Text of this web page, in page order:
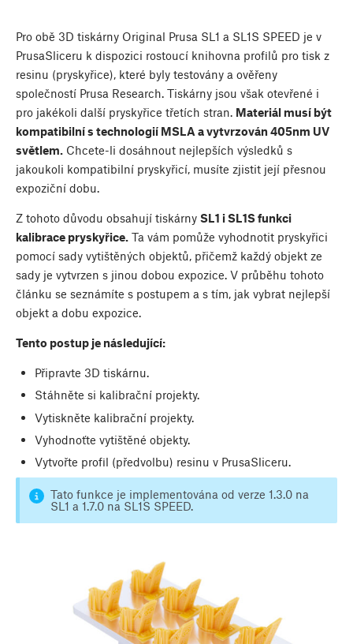
Pro obě 3D tiskárny Original Prusa SL1 a SL1S SPEED je v
PrusaSliceru k dispozici rostoucí knihovna profilů pro tisk z
resinu (pryskyřice), které byly testovány a ověřeny
společností Prusa Research. Tiskárny jsou však otevřené i
pro jakékoli další pryskyřice třetích stran. Materiál musí být
kompatibilní s technologií MSLA a vytvrzován 405nm UV
světlem. Chcete-li dosáhnout nejlepších výsledků s
jakoukoli kompatibilní pryskyřicí, musíte zjistit její přesnou
expoziční dobu.
Z tohoto důvodu obsahují tiskárny SL1 i SL1S funkci
kalibrace pryskyřice. Ta vám pomůže vyhodnotit pryskyřici
pomocí sady vytištěných objektů, přičemž každý objekt ze
sady je vytvrzen s jinou dobou expozice. V průběhu tohoto
článku se seznámíte s postupem a s tím, jak vybrat nejlepší
objekt a dobu expozice.
Tento postup je následující:
Připravte 3D tiskárnu.
Stáhněte si kalibrační projekty.
Vytiskněte kalibrační projekty.
Vyhodnoťte vytištěné objekty.
Vytvořte profil (předvolbu) resinu v PrusaSliceru.
Tato funkce je implementována od verze 1.3.0 na
SL1 a 1.7.0 na SL1S SPEED.